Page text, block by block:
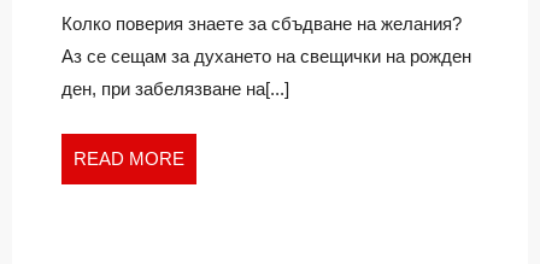
СБЪДВА
СЕ
–
се
Колко поверия знаете за сбъдване на желания?
Аз се сещам за духането на свещички на рожден
ден, при забелязване на[...]
READ MORE
MORE